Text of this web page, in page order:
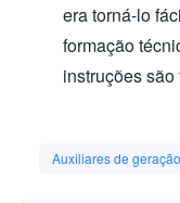
era torná-lo
formação
instruções
Auxiliares de